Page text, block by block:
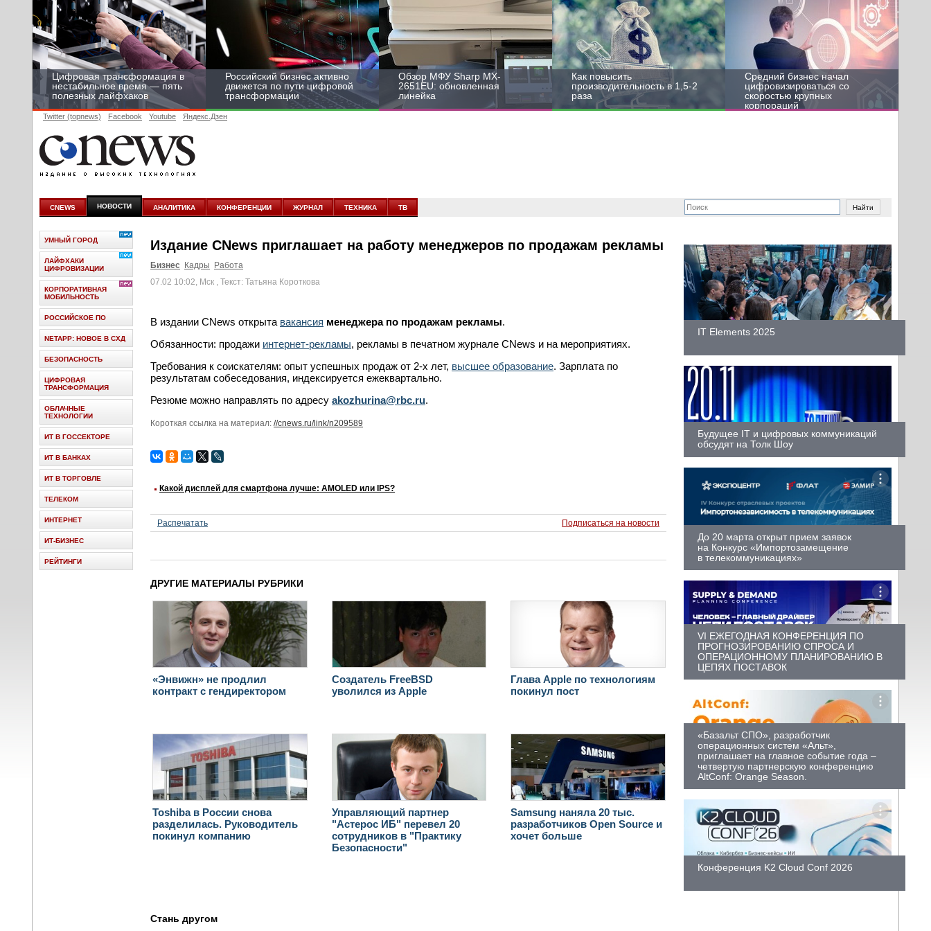
Цифровая трансформация в
нестабильное время — пять
полезных лайфхаков
Российский бизнес активно
движется по пути цифровой
трансформации
Обзор МФУ Sharp MX-
2651EU: обновленная
линейка
Как повысить
производительность в 1,5-2
раза
Средний бизнес начал
цифровизироваться со
скоростью крупных
корпораций
Twitter (topnews) Facebook Youtube Яндекс.Дзен
CNEWS НОВОСТИ АНАЛИТИКА КОНФЕРЕНЦИИ ЖУРНАЛ ТЕХНИКА ТВ
Издание CNews приглашает на работу менеджеров по продажам рекламы
Бизнес Кадры
Работа
07.02 10:02, Мск , Текст: Татьяна Короткова
В издании CNews открыта вакансия менеджера по продажам рекламы.
Обязанности: продажи интернет-рекламы, рекламы в печатном журнале CNews и на мероприятиях.
Требования к соискателям: опыт успешных продаж от 2-х лет, высшее образование. Зарплата по
результатам собеседования, индексируется ежеквартально.
Резюме можно направлять по адресу akozhurina@rbc.ru.
Короткая ссылка на материал: //cnews.ru/link/n209589
Какой дисплей для смартфона лучше: AMOLED или IPS?
Распечатать Подписаться на новости
ДРУГИЕ МАТЕРИАЛЫ РУБРИКИ
«Энвижн» не продлил
контракт с гендиректором
Создатель FreeBSD
уволился из Apple
Глава Apple по технологиям
покинул пост
Toshiba в России снова
разделилась. Руководитель
покинул компанию
Управляющий партнер
"Астерос ИБ" перевел 20
сотрудников в "Практику
Безопасности"
Samsung наняла 20 тыс.
разработчиков Open Source и
хочет больше
Стань другом
IT Elements 2025
Будущее IT и цифровых коммуникаций
обсудят на Толк Шоу
До 20 марта открыт прием заявок
на Конкурс «Импортозамещение
в телекоммуникациях»
VI ЕЖЕГОДНАЯ КОНФЕРЕНЦИЯ ПО
ПРОГНОЗИРОВАНИЮ СПРОСА И
ОПЕРАЦИОННОМУ ПЛАНИРОВАНИЮ В
ЦЕПЯХ ПОСТАВОК
«Базальт СПО», разработчик
операционных систем «Альт»,
приглашает на главное событие года –
четвертую партнерскую конференцию
AltConf: Orange Season.
Конференция K2 Cloud Conf 2026
УМНЫЙ ГОРОД
ЛАЙФХАКИ
ЦИФРОВИЗАЦИИ
КОРПОРАТИВНАЯ
МОБИЛЬНОСТЬ
РОССИЙСКОЕ ПО
NETAPP: НОВОЕ В СХД
БЕЗОПАСНОСТЬ
ЦИФРОВАЯ
ТРАНСФОРМАЦИЯ
ОБЛАЧНЫЕ
ТЕХНОЛОГИИ
ИТ В ГОССЕКТОРЕ
ИТ В БАНКАХ
ИТ В ТОРГОВЛЕ
ТЕЛЕКОМ
ИНТЕРНЕТ
ИТ-БИЗНЕС
РЕЙТИНГИ